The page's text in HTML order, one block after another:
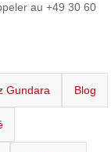
au +49 30 60
Gundara Blog